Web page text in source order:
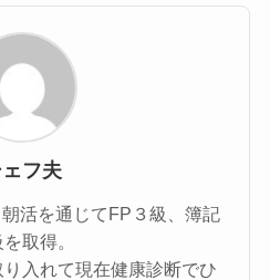
ェフ夫
活を通じてFP３級、簿記
を取得。
入れて現在健康診断でひ